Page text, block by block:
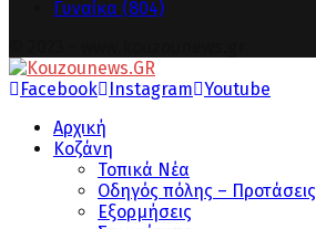
Γυναίκα (804)
Facebook
Instagram Youtube
Αρχική
Κοζάνη
Τοπικά Νέα
Οδηγός πόλης – Προτάσεις
Εξορμήσεις